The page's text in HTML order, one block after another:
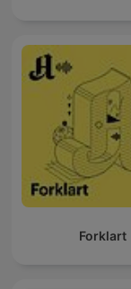
Forklart